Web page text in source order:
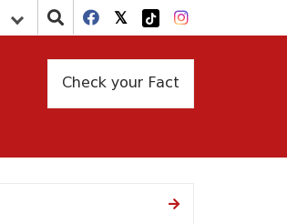
Check your Fact